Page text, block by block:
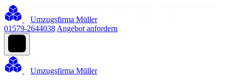
Umzugsfirma Müller
01579-2644038 Angebot anfordern
Umzugsfirma Müller